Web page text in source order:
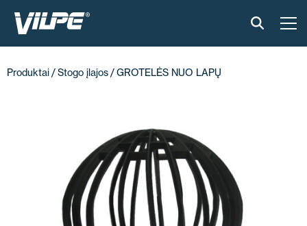
ĮGYVENDINTI PROJEKTAI
MONTAVIMAS IR BROŠIŪROS
Produktai /Stogo įlajos / GROTELĖS NUO LAPŲ